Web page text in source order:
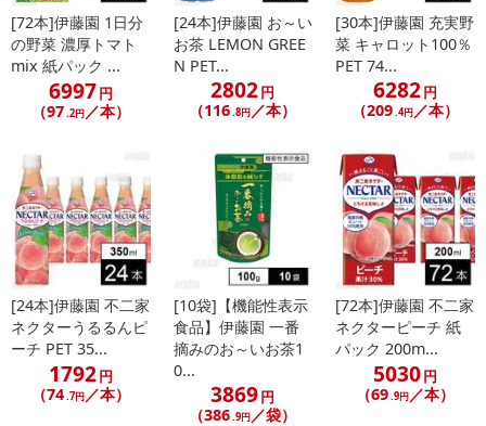
[72本]伊藤園 1日分
の野菜 濃厚トマト
mix 紙パック ...
6997円
（97.2円／本）
[24本]伊藤園 お～い
お茶 LEMON GREE
N PET...
2802円
（116.8円／本）
[30本]伊藤園 充実野
菜 キャロット100％
PET 74...
6282円
（209.4円／本）
[24本]伊藤園 不二家
ネクターうるるんピ
ーチ PET 35...
1792円
（74.7円／本）
[10袋]【機能性表示
食品】伊藤園 一番
摘みのお～いお茶1
0...
3869円
（386.9円／袋）
[72本]伊藤園 不二家
ネクターピーチ 紙
パック 200m...
5030円
（69.9円／本）